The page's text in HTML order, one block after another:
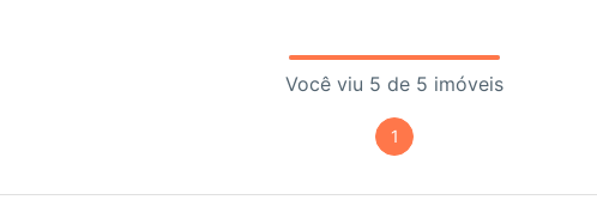
Você viu 5 de 5 imóveis
1